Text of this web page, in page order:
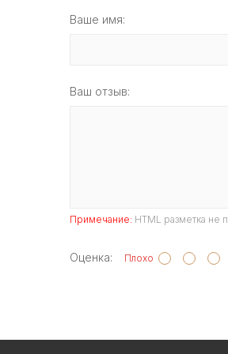
Ваше имя:
Ваш отзыв:
Примечание: HTML разметка не
Оценка: Плохо